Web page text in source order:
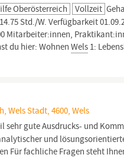
Oberösterreich Vollzeit
Std./W. Verfügbarkeit
Mitarbeiter:innen,
du hier: WohnenWels 1:
Wels Stadt, 4600, Wels
sehr gute Ausdrucks- und
und
Für fachliche Fragen steht